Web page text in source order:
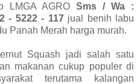
LMGA AGRO Sms / Wa :
- 5222 - 117jual benih labu
Panah Merah harga murah.
Squash jadi salah satu
makanan cukup populer di
terutama kalangan